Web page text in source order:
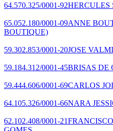
64.570.325/0001-92HERCULES
65.052.180/0001-09ANNE
BOUTIQUE)
59.302.853/0001-20JOSE
59.184.312/0001-45BRISAS DE
59.444.606/0001-69CARLOS
64.105.326/0001-66NARA
62.102.408/0001-21